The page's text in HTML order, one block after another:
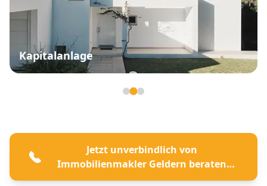
Kapitalanlage
Jetzt unverbindlich von
Immobilienmakler Geldern beraten
lassen